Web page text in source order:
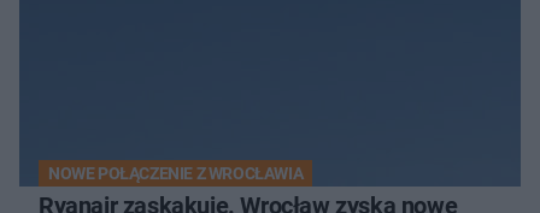
NOWE POŁĄCZENIE Z WROCŁAWIA
Ryanair zaskakuje. Wrocław zyska nowe